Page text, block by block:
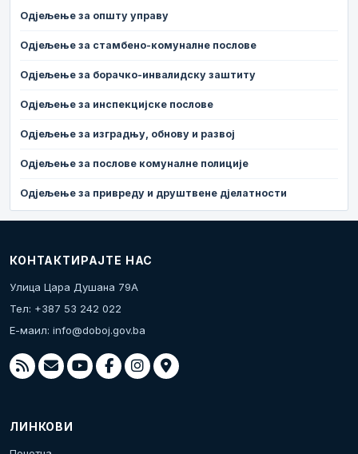
Одјељење за општу управу
Одјељење за стамбено-комуналне послове
Одјељење за борачко-инвалидску заштиту
Одјељење за инспекцијске послове
Одјељење за изградњу, обнову и развој
Одјељење за послове комуналне полиције
Одјељење за привреду и друштвене дјелатности
КОНТАКТИРАЈТЕ НАС
Улица Цара Душана 79А
Тел: +387 53 242 022
Е-маил: info@doboj.gov.ba
ЛИНКОВИ